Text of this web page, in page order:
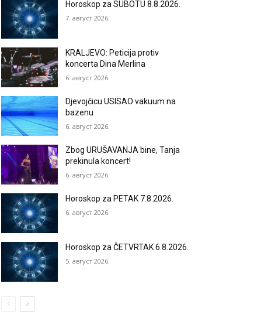
Horoskop za SUBOTU 8.8.2026.
7. август 2026.
KRALJEVO: Peticija protiv
koncerta Dina Merlina
6. август 2026.
Djevojčicu USISAO vakuum na
bazenu
6. август 2026.
Zbog URUŠAVANJA bine, Tanja
prekinula koncert!
6. август 2026.
Horoskop za PETAK 7.8.2026.
6. август 2026.
Horoskop za ČETVRTAK 6.8.2026.
5. август 2026.